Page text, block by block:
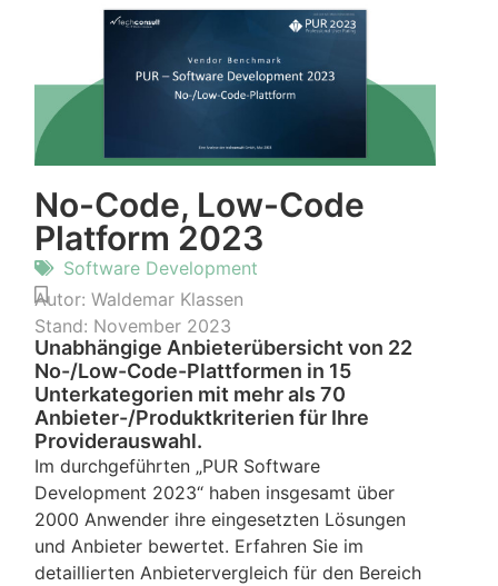
No-Code, Low-Code
Platform 2023
Software Development
Autor: Waldemar Klassen
Stand: November 2023
Unabhängige Anbieterübersicht von 22
No-/Low-Code-Plattformen in 15
Unterkategorien mit mehr als 70
Anbieter-/Produktkriterien für Ihre
Providerauswahl.
Im durchgeführten „PUR Software
Development 2023“ haben insgesamt über
2000 Anwender ihre eingesetzten Lösungen
und Anbieter bewertet. Erfahren Sie im
detaillierten Anbietervergleich für den Bereich